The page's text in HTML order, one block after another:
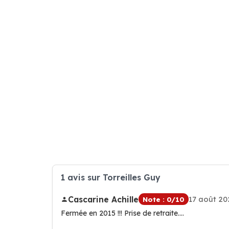
1 avis sur Torreilles Guy
Cascarine Achille Note : 0/10 17 août
Fermée en 2015 !!! Prise de retraite....